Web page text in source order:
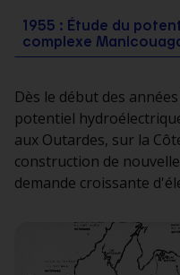
1955 : Étude du
complexe
Dès le début des
potentiel
aux Outardes, sur la
construction de
demande croissante